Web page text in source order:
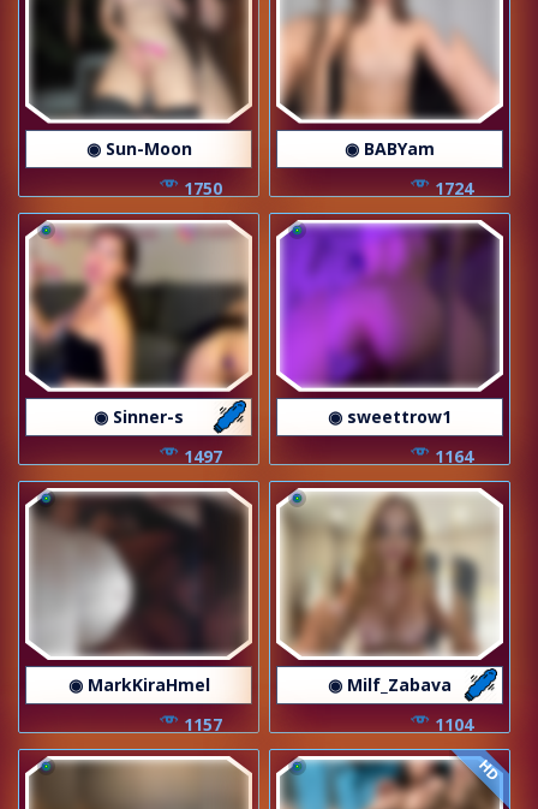
◉ Sun-Moon
1750
◉ BABYam
1724
◉ Sinner-s
1497
◉ sweettrow1
1164
◉ MarkKiraHmel
1157
◉ Milf_Zabava
1104
HD